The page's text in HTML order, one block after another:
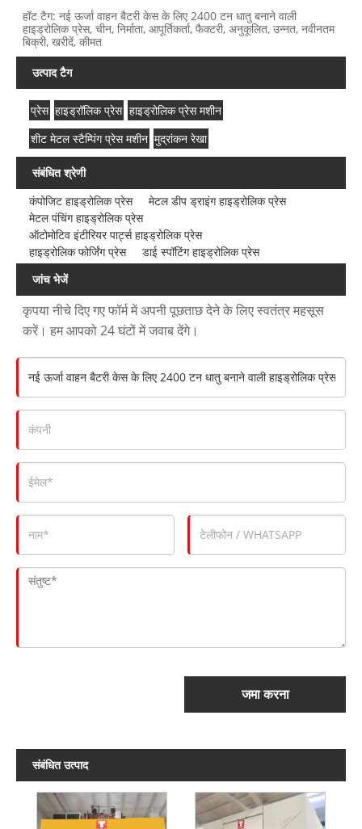
हॉट टैग: नई ऊर्जा वाहन बैटरी केस के लिए 2400 टन धातु बनाने वाली
हाइड्रोलिक प्रेस, चीन, निर्माता, आपूर्तिकर्ता, फैक्टरी, अनुकूलित, उन्नत, नवीनतम
बिक्री, खरीदें, कीमत
उत्पाद टैग
प्रेस हाइड्रॉलिक प्रेस हाइड्रोलिक प्रेस मशीन
शीट मेटल स्टैम्पिंग प्रेस मशीन मुद्रांकन रेखा
संबंधित श्रेणी
कंपोजिट हाइड्रोलिक प्रेस
मेटल डीप ड्राइंग हाइड्रोलिक प्रेस
मेटल पंचिंग हाइड्रोलिक प्रेस
ऑटोमोटिव इंटीरियर पार्ट्स हाइड्रोलिक प्रेस
हाइड्रोलिक फोर्जिंग प्रेस
डाई स्पॉटिंग हाइड्रोलिक प्रेस
जांच भेजें
कृपया नीचे दिए गए फॉर्म में अपनी पूछताछ देने के लिए स्वतंत्र महसूस
करें। हम आपको 24 घंटों में जवाब देंगे।
जमा करना
संबंधित उत्पाद